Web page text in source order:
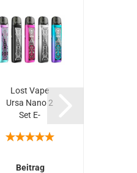
Lost Vape
Ursa Nano 2
Set E-
22W...
Beitrag